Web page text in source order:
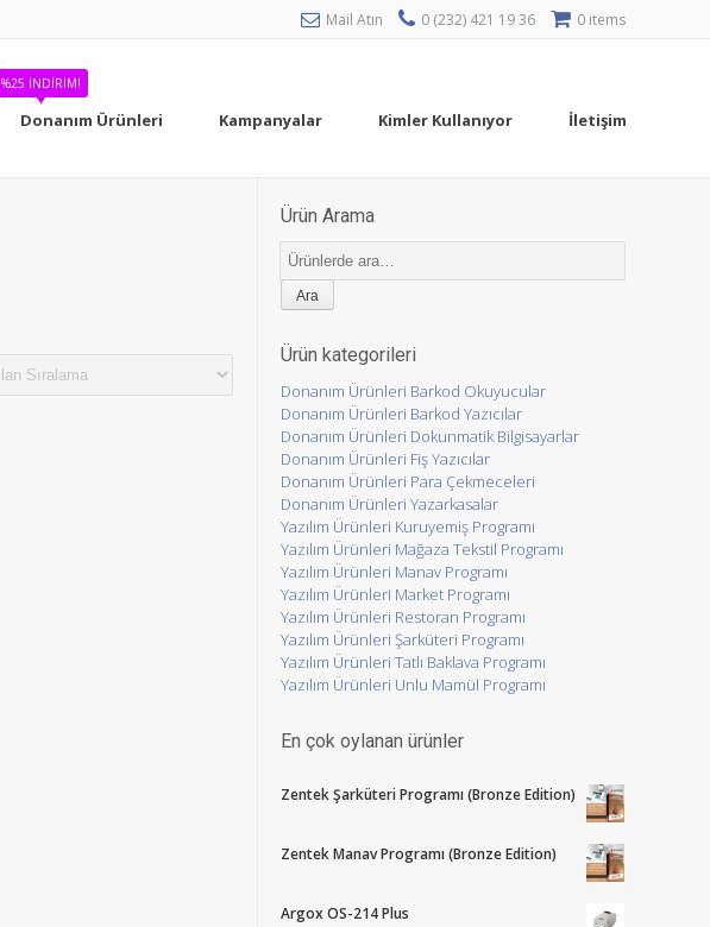
Mail Atın 0 (232) 421 19 36 0 items
%25 İNDIRIM!
Donanım Ürünleri Kampanyalar Kimler Kullanıyor İletişim
Ürün Arama
Ara:
Ürün kategorileri
Donanım Ürünleri Barkod Okuyucular
Donanım Ürünleri Barkod Yazıcılar
Donanım Ürünleri Dokunmatik Bilgisayarlar
Donanım Ürünleri Fiş Yazıcılar
Donanım Ürünleri Para Çekmeceleri
Donanım Ürünleri Yazarkasalar
Yazılım Ürünleri Kuruyemiş Programı
Yazılım Ürünleri Mağaza Tekstil Programı
Yazılım Ürünleri Manav Programı
Yazılım Ürünleri Market Programı
Yazılım Ürünleri Restoran Programı
Yazılım Ürünleri Şarküteri Programı
Yazılım Ürünleri Tatlı Baklava Programı
Yazılım Ürünleri Unlu Mamül Programı
En çok oylanan ürünler
Zentek Şarküteri Programı (Bronze Edition)
Zentek Manav Programı (Bronze Edition)
Argox OS-214 Plus